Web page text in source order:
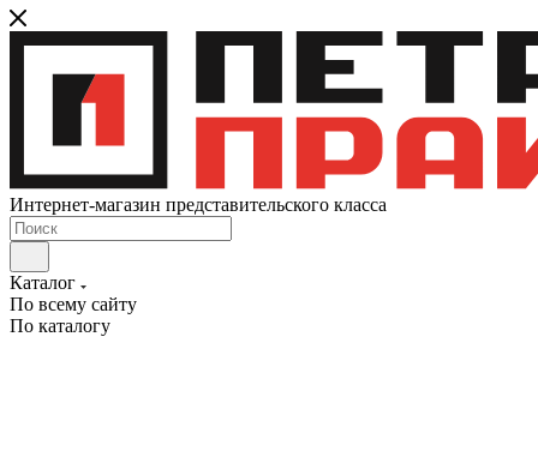
Интернет-магазин представительского класса
Каталог
По всему сайту
По каталогу